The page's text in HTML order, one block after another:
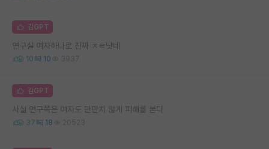
김GPT
연구실 여자하나로 진짜 ㅈㄹ낫네
10 10 3937
김GPT
사실 연구쪽은 여자도 만만치 않게 피해를 본다
37 18 20523